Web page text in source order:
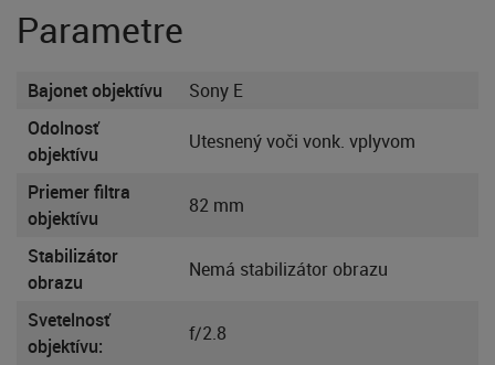
Parametre
Bajonet objektívu
Sony E
Odolnosť
objektívu
Utesnený voči vonk. vplyvom
Priemer filtra
objektívu
82 mm
Stabilizátor
obrazu
Nemá stabilizátor obrazu
Svetelnosť
objektívu:
f/2.8